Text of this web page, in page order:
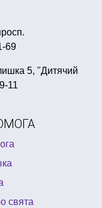
для канапе
на торт
69
5, "Дитячий
11
свята